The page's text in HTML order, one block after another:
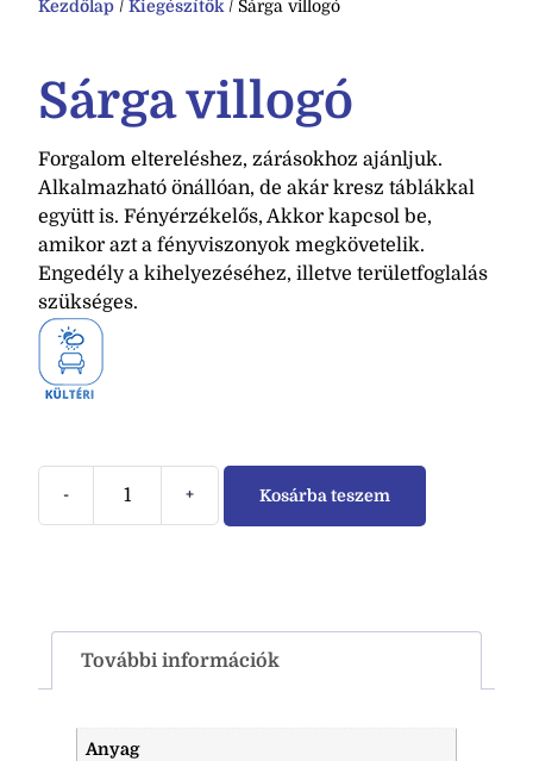
Kezdőlap / Kiegészítők / Sárga villogó
Sárga villogó
Forgalom eltereléshez, zárásokhoz ajánljuk.
Alkalmazható önállóan, de akár kresz táblákkal
együtt is. Fényérzékelős, Akkor kapcsol be,
amikor azt a fényviszonyok megkövetelik.
Engedély a kihelyezéséhez, illetve területfoglalás
szükséges.
- + Kosárba teszem
További információk
Anyag